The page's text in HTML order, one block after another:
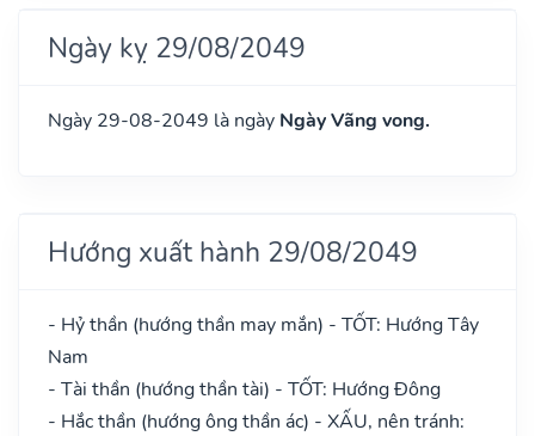
Ngày kỵ 29/08/2049
Ngày 29-08-2049 là ngày Ngày Vãng vong.
Hướng xuất hành 29/08/2049
- Hỷ thần (hướng thần may mắn) - TỐT: Hướng Tây
Nam
- Tài thần (hướng thần tài) - TỐT: Hướng Đông
- Hắc thần (hướng ông thần ác) - XẤU, nên tránh: